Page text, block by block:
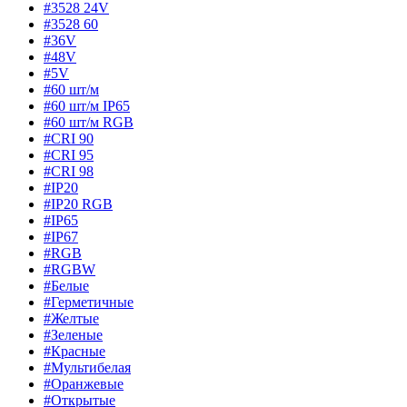
#3528 24V
#3528 60
#36V
#48V
#5V
#60 шт/м
#60 шт/м IP65
#60 шт/м RGB
#CRI 90
#CRI 95
#CRI 98
#IP20
#IP20 RGB
#IP65
#IP67
#RGB
#RGBW
#Белые
#Герметичные
#Желтые
#Зеленые
#Красные
#Мультибелая
#Оранжевые
#Открытые